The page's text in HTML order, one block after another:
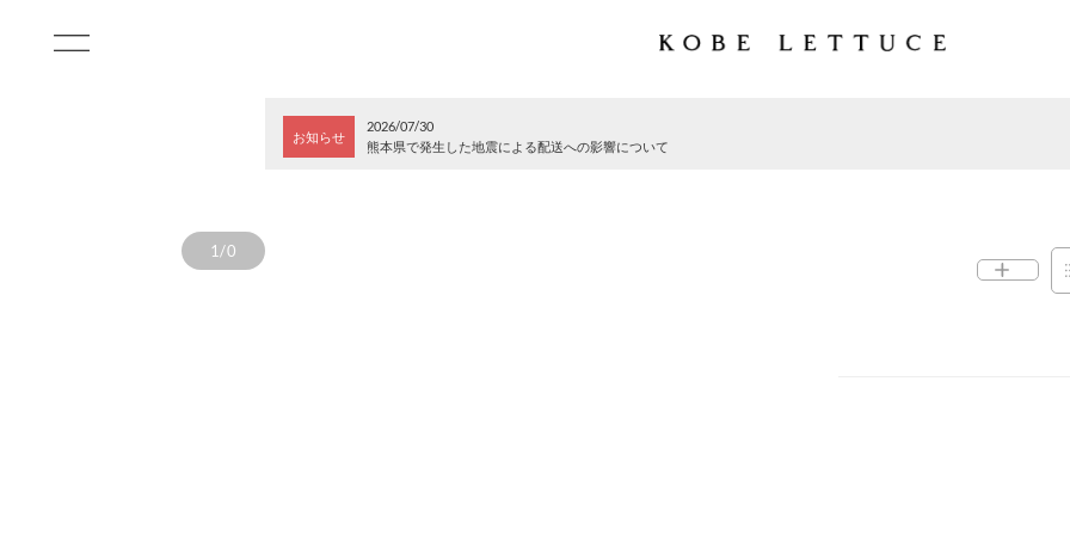
お知らせ
2026/07/30
熊本県で発生した地震による配送への影響について
1/0